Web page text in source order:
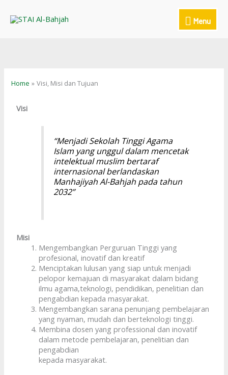
content
Menu
Menu
Home Visi, Misi dan Tujuan
Visi
“Menjadi Sekolah Tinggi Agama
Islam yang unggul dalam mencetak
intelektual muslim bertaraf
internasional berlandaskan
Manhajiyah Al-Bahjah pada tahun
2032”
Misi
Mengembangkan Perguruan Tinggi yang
profesional, inovatif dan kreatif
Menciptakan lulusan yang siap untuk menjadi
pelopor kemajuan di masyarakat dalam bidang
ilmu agama,teknologi, pendidikan, penelitian dan
pengabdian kepada masyarakat.
Mengembangkan sarana penunjang pembelajaran
yang nyaman, mudah dan berteknologi tinggi.
Membina dosen yang professional dan inovatif
dalam metode pembelajaran, penelitian dan
pengabdian
kepada masyarakat.